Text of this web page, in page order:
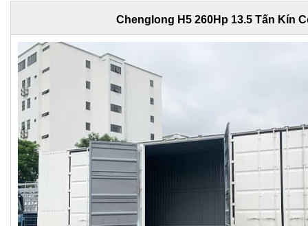
Chenglong H5 260Hp 13.5 Tấn Kín